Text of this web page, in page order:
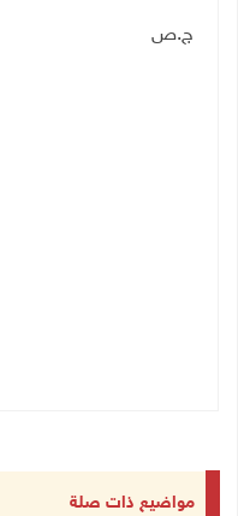
ج.ص
مواضيع ذات صلة